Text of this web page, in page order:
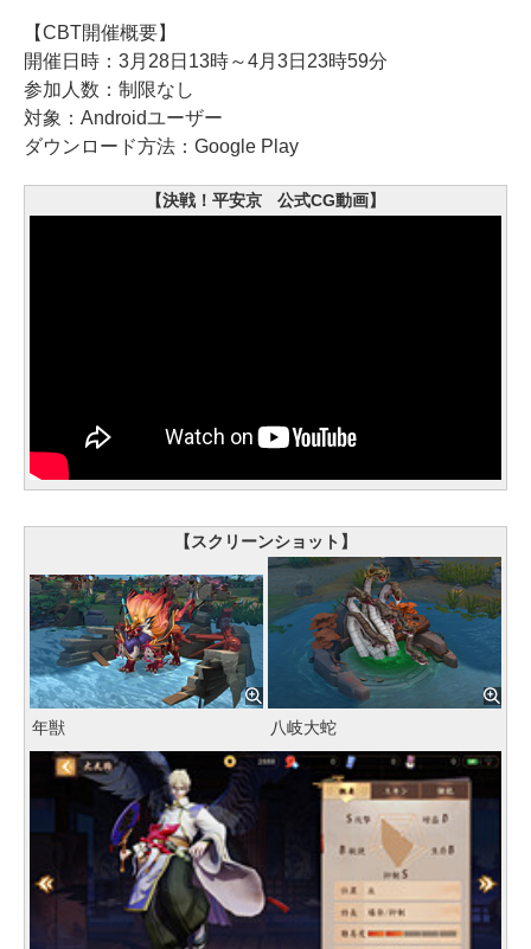
【CBT開催概要】
開催日時：3月28日13時～4月3日23時59分
参加人数：制限なし
対象：Androidユーザー
ダウンロード方法：Google Play
【決戦！平安京 公式CG動画】
【スクリーンショット】
年獣 八岐大蛇